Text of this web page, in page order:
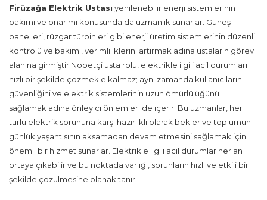
Firüzağa Elektrik Ustası yenilenebilir enerji sistemlerinin
bakımı ve onarımı konusunda da uzmanlık sunarlar. Güneş
panelleri, rüzgar türbinleri gibi enerji üretim sistemlerinin düzenli
kontrolü ve bakımı, verimliliklerini artırmak adına ustaların görev
alanına girmiştir.Nöbetçi usta rolü, elektrikle ilgili acil durumları
hızlı bir şekilde çözmekle kalmaz; aynı zamanda kullanıcıların
güvenliğini ve elektrik sistemlerinin uzun ömürlülüğünü
sağlamak adına önleyici önlemleri de içerir. Bu uzmanlar, her
türlü elektrik sorununa karşı hazırlıklı olarak bekler ve toplumun
günlük yaşantısının aksamadan devam etmesini sağlamak için
önemli bir hizmet sunarlar. Elektrikle ilgili acil durumlar her an
ortaya çıkabilir ve bu noktada varlığı, sorunların hızlı ve etkili bir
şekilde çözülmesine olanak tanır.